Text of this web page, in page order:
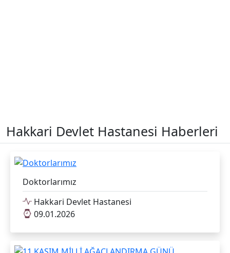
Hakkari Devlet Hastanesi Haberleri
Doktorlarımız
Hakkari Devlet Hastanesi
09.01.2026